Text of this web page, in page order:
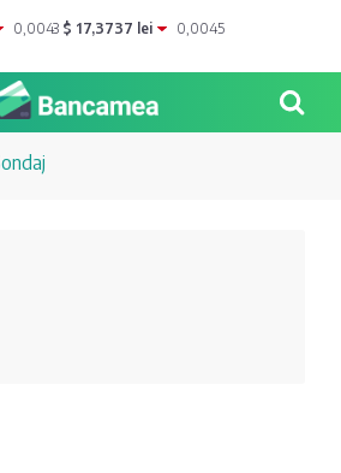
0,0043 $ 17,3737 lei 0,0045